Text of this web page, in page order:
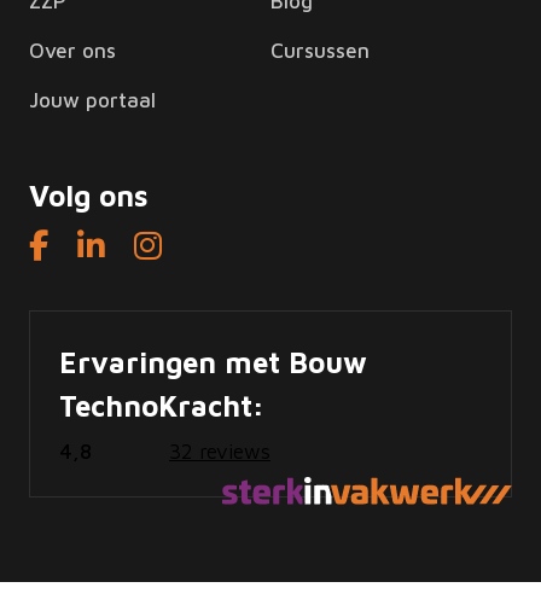
Over ons
Jouw portaal
Cursussen
Volg ons
Ervaringen met Bouw
TechnoKracht:
4,8 32 reviews